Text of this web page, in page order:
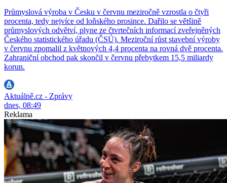
Průmyslová výroba v Česku v červnu meziročně vzrostla o čtyři
procenta, tedy nejvíce od loňského prosince. Dařilo se většině
průmyslových odvětví, plyne ze čtvrtečních informací zveřejněných
Českého statistického úřadu (ČSÚ). Meziroční růst stavební výroby
v červnu zpomalil z květnových 4,4 procenta na rovná dvě procenta.
Zahraniční obchod pak skončil v červnu přebytkem 15,5 miliardy
korun.
Aktuálně.cz - Zprávy
dnes, 08:49
Reklama